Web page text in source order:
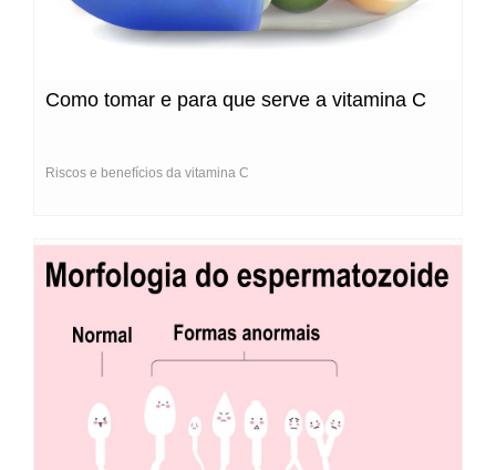
Como tomar e para que serve a vitamina C
Riscos e benefícios da vitamina C